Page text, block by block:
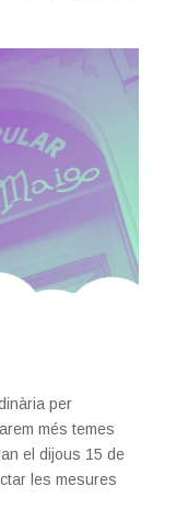
per
més temes
el dijous 15 de
les mesures